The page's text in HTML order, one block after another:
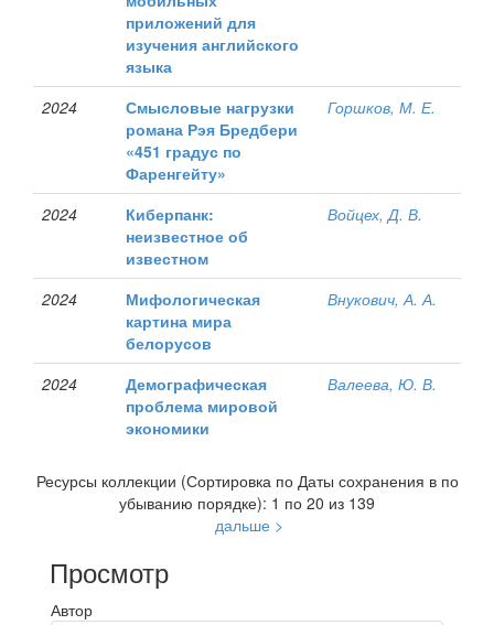
приложений для
изучения английского
языка
2024
Смысловые нагрузки
романа Рэя Бредбери
«451 градус по
Фаренгейту»
Горшков, М. Е.
2024
Киберпанк:
неизвестное об
известном
Войцех, Д. В.
2024
Мифологическая
картина мира
белорусов
Внукович, А. А.
2024
Демографическая
проблема мировой
экономики
Валеева, Ю. В.
Ресурсы коллекции (Сортировка по Даты сохранения в по
убыванию порядке): 1 по 20 из 139
дальше >
Просмотр
Автор